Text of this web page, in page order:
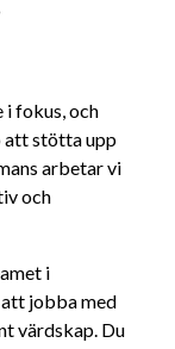
i fokus, och
stötta upp
arbetar vi
och
i
jobba med
värdskap. Du